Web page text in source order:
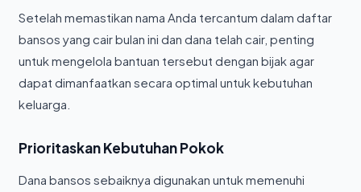
Setelah memastikan nama Anda tercantum dalam daftar
bansos yang cair bulan ini dan dana telah cair, penting
untuk mengelola bantuan tersebut dengan bijak agar
dapat dimanfaatkan secara optimal untuk kebutuhan
keluarga.
Prioritaskan Kebutuhan Pokok
Dana bansos sebaiknya digunakan untuk memenuhi